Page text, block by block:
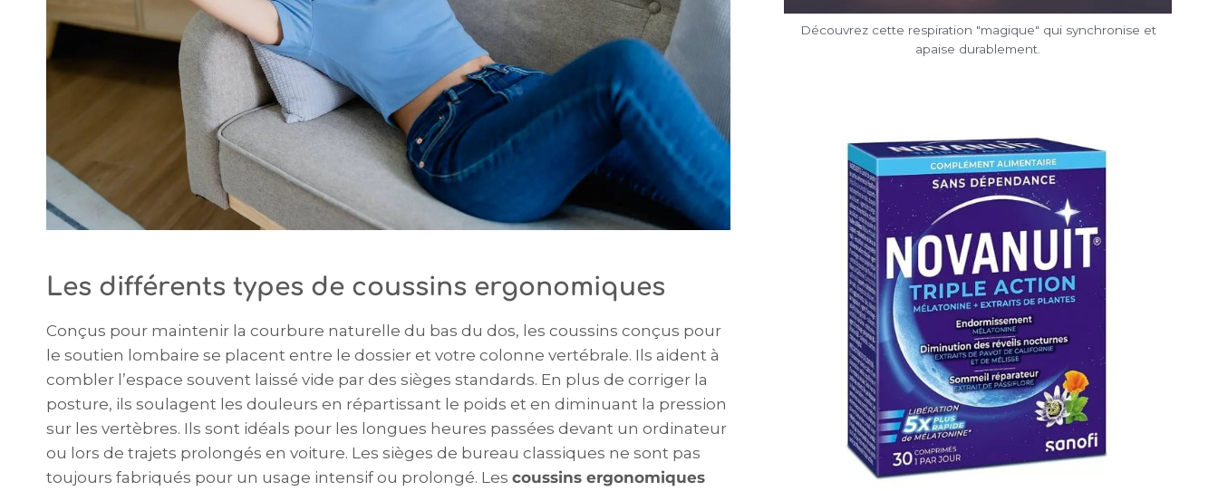
Les différents types de coussins ergonomiques
Conçus pour maintenir la courbure naturelle du bas du dos, les coussins conçus pour
le soutien lombaire se placent entre le dossier et votre colonne vertébrale. Ils aident à
combler l’espace souvent laissé vide par des sièges standards. En plus de corriger la
posture, ils soulagent les douleurs en répartissant le poids et en diminuant la pression
sur les vertèbres. Ils sont idéals pour les longues heures passées devant un ordinateur
ou lors de trajets prolongés en voiture. Les sièges de bureau classiques ne sont pas
toujours fabriqués pour un usage intensif ou prolongé. Les coussins ergonomiques
Découvrez cette respiration "magique" qui synchronise et
apaise durablement.